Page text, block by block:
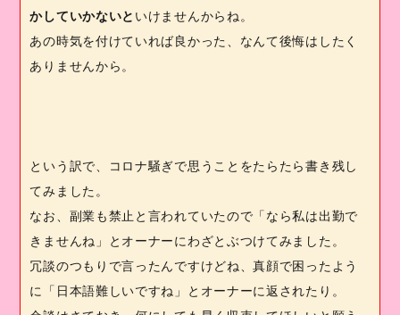
かしていかないと いけませんからね。
あの時気を付けていれば良かった、なんて後悔はしたく
ありませんから。
という訳で、コロナ騒ぎで思うことをたらたら書き残し
てみました。
なお、副業も禁止と言われていたので「なら私は出勤で
きませんね」とオーナーにわざとぶつけてみました。
冗談のつもりで言ったんですけどね、真顔で困ったよう
に「日本語難しいですね」とオーナーに返されたり。